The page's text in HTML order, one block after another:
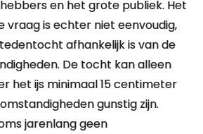
en het grote publiek. Het
vraag is echter niet eenvoudig,
afhankelijk is van de
De tocht kan alleen
het ijs minimaal 15 centimeter
gunstig zijn.
jarenlang geen